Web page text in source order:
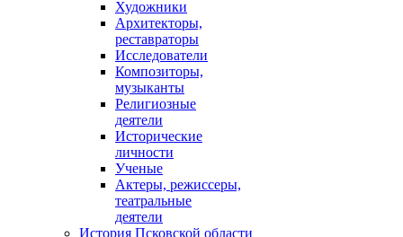
Художники
Архитекторы,
реставраторы
Исследователи
Композиторы,
музыканты
Религиозные
деятели
Исторические
личности
Ученые
Актеры, режиссеры,
театральные
деятели
История Псковской области